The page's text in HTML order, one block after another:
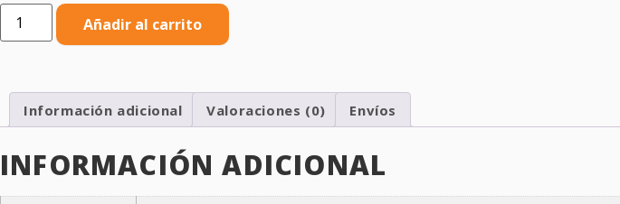
Añadir al carrito
Información adicional Valoraciones (0) Envíos
INFORMACIÓN ADICIONAL